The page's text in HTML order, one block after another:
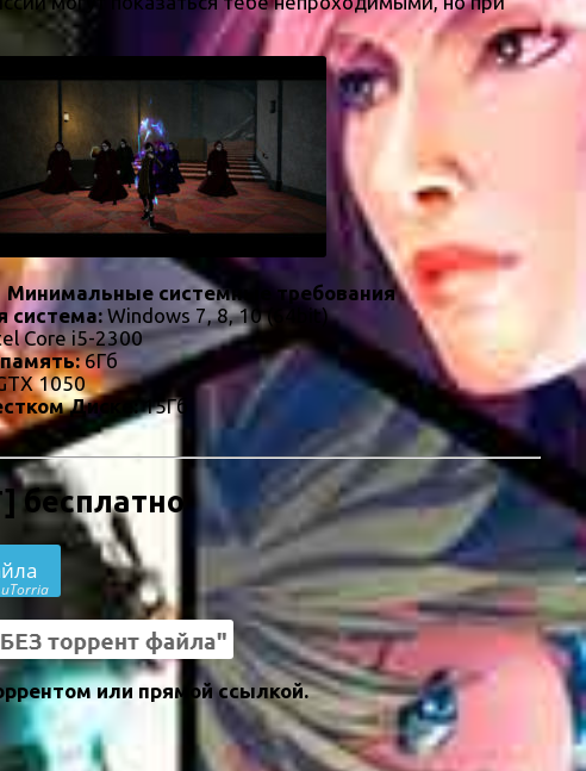
Минимальные системные требования
система: Windows 7, 8, 10 (64bit)
Core i5-2300
6Гб
1050
Диске:
15Гб
бесплатно
uTorria
или прямой ссылкой.